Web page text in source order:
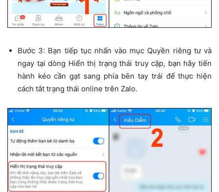
Bước 3: Bạn tiếp tục nhấn vào mục Quyền riêng tư và
ngay tại dòng Hiển thị trạng thái truy cập, bạn hãy tiến
hành kéo cần gạt sang phía bên tay trái để thực hiện
cách tắt trạng thái online trên Zalo.